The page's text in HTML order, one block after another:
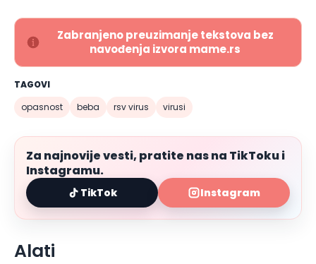
Zabranjeno preuzimanje tekstova bez
navođenja izvora mame.rs
TAGOVI
opasnost
beba rsv virus virusi
Za najnovije vesti, pratite nas na TikToku i
Instagramu.
TikTok Instagram
Alati